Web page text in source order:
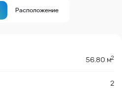
Расположение
56.80 м2
2